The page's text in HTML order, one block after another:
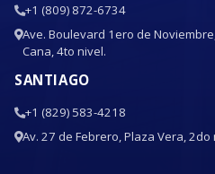
+1 (809) 872-6734
Ave. Boulevard 1ero de
Cana, 4to nivel.
SANTIAGO
+1 (829) 583-4218
Av. 27 de Febrero, Plaza Vera,